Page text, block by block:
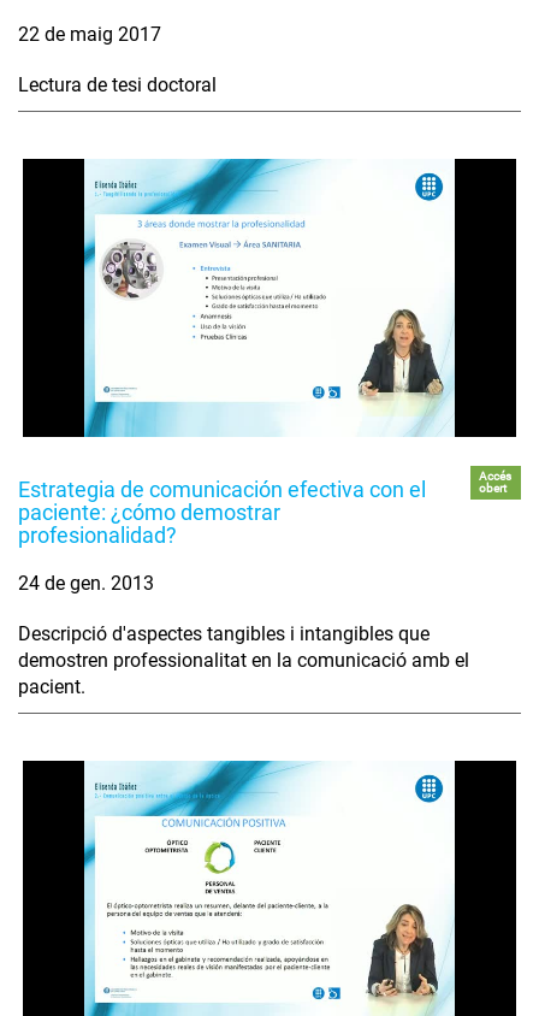
22 de maig 2017
Lectura de tesi doctoral
Estrategia de comunicación efectiva con el
paciente: ¿cómo demostrar
profesionalidad?
Accés
obert
24 de gen. 2013
Descripció d'aspectes tangibles i intangibles que
demostren professionalitat en la comunicació amb el
pacient.